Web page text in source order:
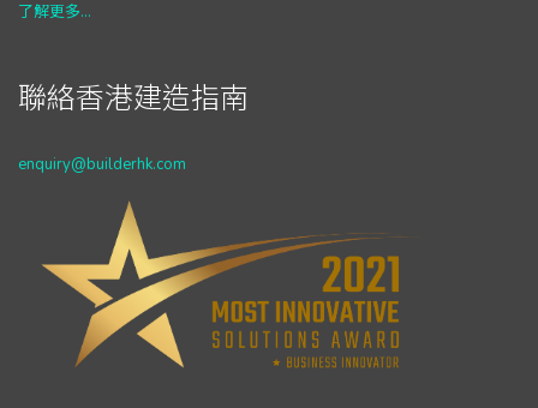
了解更多...
聯絡香港建造指南
enquiry@builderhk.com